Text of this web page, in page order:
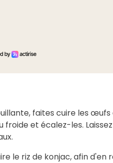
faites cuire les œufs
froide et écalez-les.
le riz de konjac, afin d'en